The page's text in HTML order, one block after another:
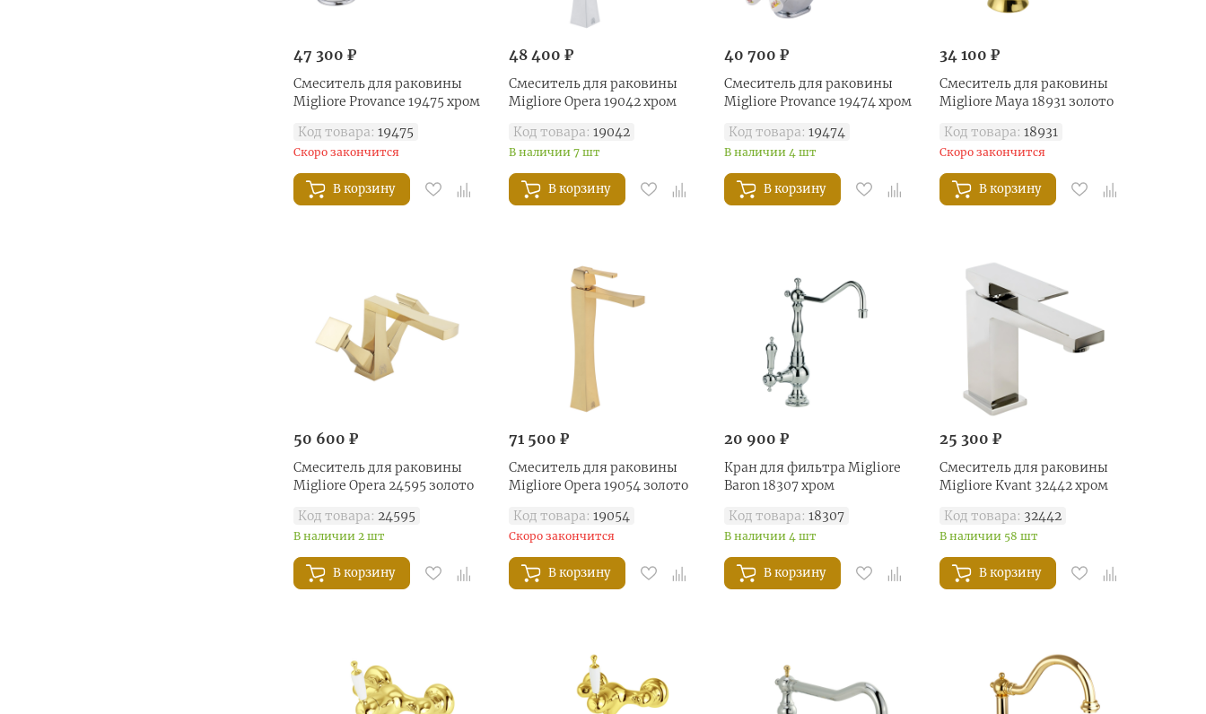
47 300 ₽
Смеситель для раковины
Migliore Provance 19475 хром
Код товара: 19475
Скоро закончится
В корзину
48 400 ₽
Смеситель для раковины
Migliore Opera 19042 хром
Код товара: 19042
В наличии 7 шт
В корзину
40 700 ₽
Смеситель для раковины
Migliore Provance 19474 хром
Код товара: 19474
В наличии 4 шт
В корзину
34 100 ₽
Смеситель для раковины
Migliore Maya 18931 золото
Код товара: 18931
Скоро закончится
В корзину
50 600 ₽
Смеситель для раковины
Migliore Opera 24595 золото
Код товара: 24595
В наличии 2 шт
В корзину
71 500 ₽
Смеситель для раковины
Migliore Opera 19054 золото
Код товара: 19054
Скоро закончится
В корзину
20 900 ₽
Кран для фильтра Migliore
Baron 18307 хром
Код товара: 18307
В наличии 4 шт
В корзину
25 300 ₽
Смеситель для раковины
Migliore Kvant 32442 хром
Код товара: 32442
В наличии 58 шт
В корзину